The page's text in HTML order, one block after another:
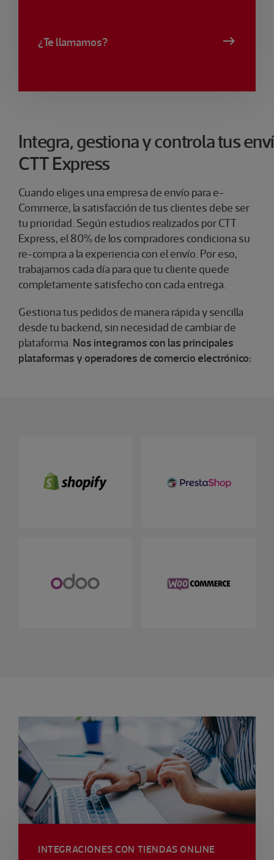
¿Te llamamos?
Integra, gestiona y controla tus
CTT Express
Cuando eliges una empresa de envío para e-
Commerce, la satisfacción de tus clientes debe ser
tu prioridad. Según estudios realizados por CTT
Express, el 80% de los compradores condiciona su
re-compra a la experiencia con el envío. Por eso,
trabajamos cada día para que tu cliente quede
completamente satisfecho con cada entrega.
Gestiona tus pedidos de manera rápida y sencilla
desde tu backend, sin necesidad de cambiar de
plataforma. Nos integramos con las principales
plataformas y operadores de comercio electrónico:
INTEGRACIONES CON TIENDAS ONLINE